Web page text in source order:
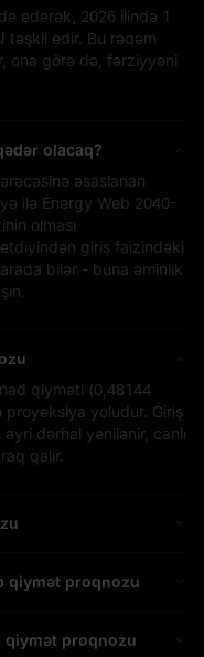
edərək, 2026 ilində 1
təşkil edir. Bu rəqəm
ona görə də, fərziyyəni
olacaq?
əsaslanan
ilə Energy Web 2040-
olması
etdiyindən giriş faizindəki
bilər - buna əminlik
qiyməti (0,48144
proyeksiya yoludur. Giriş
dərhal yenilənir, canlı
qalır.
qiymət proqnozu
qiymət proqnozu